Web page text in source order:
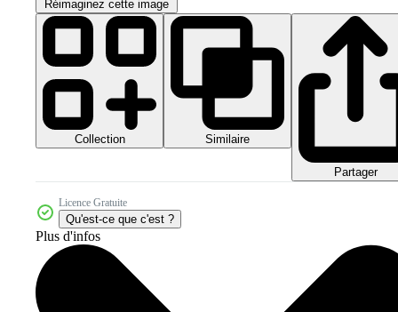
Réimaginez cette image
Collection Similaire
Partager
Licence Gratuite
Qu'est-ce que c'est ?
Plus d'infos